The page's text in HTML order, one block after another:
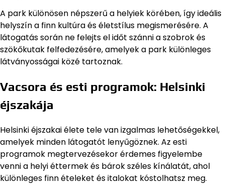
A park különösen népszerű a helyiek körében, így ideális
helyszín a finn kultúra és életstílus megismerésére. A
látogatás során ne felejts el időt szánni a szobrok és
szökőkutak felfedezésére, amelyek a park különleges
látványosságai közé tartoznak.
Vacsora és esti programok: Helsinki
éjszakája
Helsinki éjszakai élete tele van izgalmas lehetőségekkel,
amelyek minden látogatót lenyűgöznek. Az esti
programok megtervezésekor érdemes figyelembe
venni a helyi éttermek és bárok széles kínálatát, ahol
különleges finn ételeket és italokat kóstolhatsz meg.